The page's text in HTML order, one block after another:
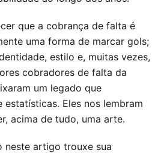
que a cobrança de falta é
uma forma de marcar gols;
estilo e, muitas vezes,
cobradores de falta da
um legado que
estatísticas. Eles nos lembram
acima de tudo, uma arte.
neste artigo trouxe sua